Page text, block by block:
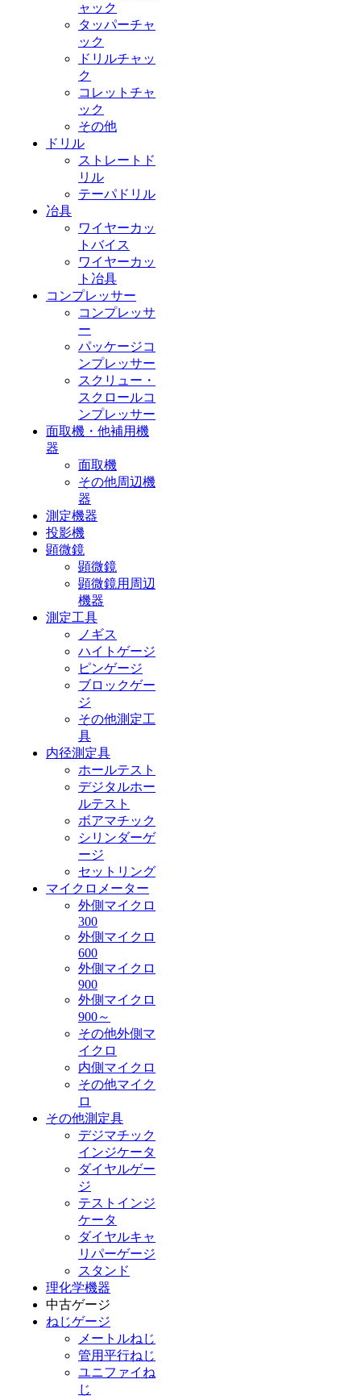
ャック
タッパーチャ
ック
ドリルチャッ
ク
コレットチャ
ック
その他
ドリル
ストレートド
リル
テーパドリル
冶具
ワイヤーカッ
トバイス
ワイヤーカッ
ト冶具
コンプレッサー
コンプレッサ
ー
パッケージコ
ンプレッサー
スクリュー・
スクロールコ
ンプレッサー
面取機・他補用機
器
面取機
その他周辺機
器
測定機器
投影機
顕微鏡
顕微鏡
顕微鏡用周辺
機器
測定工具
ノギス
ハイトゲージ
ピンゲージ
ブロックゲー
ジ
その他測定工
具
内径測定具
ホールテスト
デジタルホー
ルテスト
ボアマチック
シリンダーゲ
ージ
セットリング
マイクロメーター
外側マイクロ
300
外側マイクロ
600
外側マイクロ
900
外側マイクロ
900～
その他外側マ
イクロ
内側マイクロ
その他マイク
ロ
その他測定具
デジマチック
インジケータ
ダイヤルゲー
ジ
テストインジ
ケータ
ダイヤルキャ
リパーゲージ
スタンド
理化学機器
中古ゲージ
ねじゲージ
メートルねじ
管用平行ねじ
ユニファイね
じ